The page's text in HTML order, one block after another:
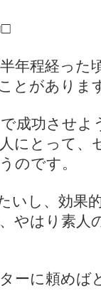
年程経った
とがありま
成功させよ
にとって、
のです。
いし、効果
やはり素人
ーに頼めば